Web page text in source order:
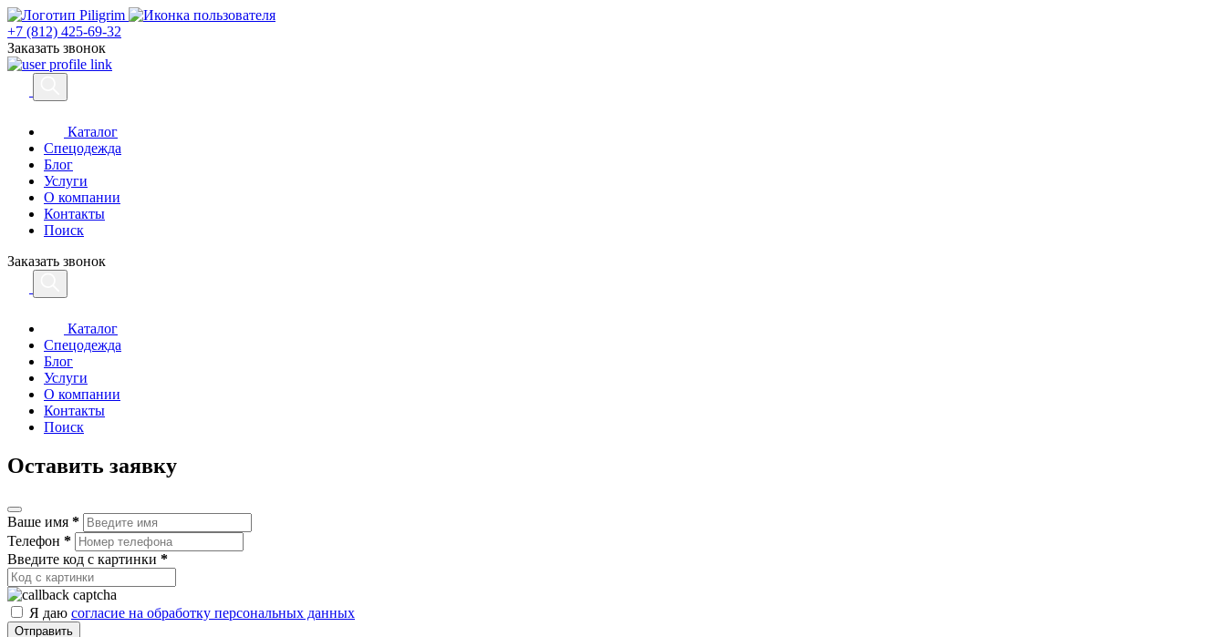
+7 (812) 425-69-32
Заказать звонок
Каталог
Спецодежда
Блог
Услуги
О компании
Контакты
Поиск
Заказать звонок
Каталог
Спецодежда
Блог
Услуги
О компании
Контакты
Поиск
Оставить заявку
Ваше имя *
Телефон *
Введите код с картинки *
Я даю согласие на обработку персональных данных
Отправить